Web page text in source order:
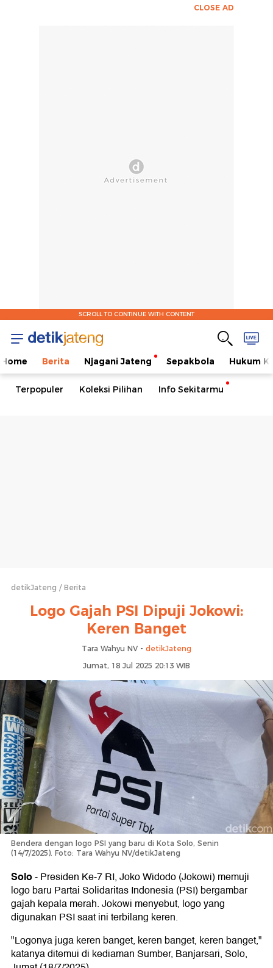
CLOSE AD
SCROLL TO CONTINUE WITH CONTENT
Home Berita Njagani Jateng Sepakbola Hukum
Terpopuler Koleksi Pilihan Info Sekitarmu
detikJateng Berita
Logo Gajah PSI Dipuji Jokowi:
Keren Banget
Tara Wahyu NV - detikJateng
Jumat, 18 Jul 2025 20:13 WIB
Bendera dengan logo PSI yang baru di Kota Solo, Senin
(14/7/2025). Foto: Tara Wahyu NV/detikJateng
Solo-Presiden Ke-7 RI, Joko Widodo (Jokowi) memuji
logo baru Partai Solidaritas Indonesia (PSI) bergambar
gajah kepala merah. Jokowi menyebut, logo yang
digunakan PSI saat ini terbilang keren.
"Logonya juga keren banget, keren banget, keren banget,"
katanya ditemui di kediaman Sumber, Banjarsari, Solo,